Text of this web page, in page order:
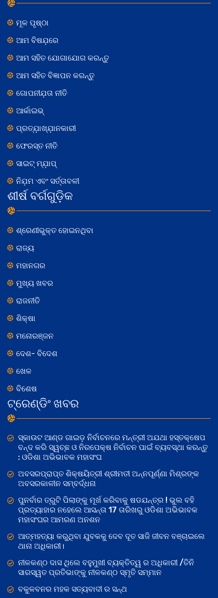
ମୂଳ ପୃଷ୍ଠା
ଆମ ବିଷଯ଼ରେ
ଆମ ସହିତ ଯୋଗାଯୋଗ କରନ୍ତୁ
ଆମ ସହିତ ବିଜ୍ଞାପନ କରନ୍ତୁ
ଗୋପନୀଯ଼ତା ନୀତି
ଆର୍କାଇଭ୍
ପ୍ରତ୍ଯ଼ାଖ୍ଯ଼ାନକାରୀ
ଫେରସ୍ତ ନୀତି
ସାଇଟ୍ ମ୍ଯ଼ାପ୍
ନିଯ଼ମ ଏବଂ ସର୍ତ୍ତାବଳୀ
ଶୀର୍ଷ ବର୍ଗଗୁଡ଼ିକ
ଶ୍ରେଣୀଭୁକ୍ତ ହୋଇନଥିବା
ରାଜ୍ୟ
ମହାନଗର
ମୁଖ୍ୟ ଖବର
ରାଜନୀତି
ଶିକ୍ଷା
ମନୋରଞ୍ଜନ
ଦେଶ- ବିଦେଶ
ଖେଳ
ବିଶେଷ
ଟ୍ରେଣ୍ଡିଂ ଖବର
ସ୍କାଉଟ ଆଣ୍ଡ ଗାଇଡ଼ ନିର୍ବାଚନରେ ମନ୍ତ୍ରୀ ଅଯଥା ହସ୍ତକ୍ଷେପ
ବନ୍ଦ କରି ସ୍ୱଚ୍ଛ ଓ ନିରପେକ୍ଷ ନିର୍ବାଚନ ପାଇଁ ବ୍ୟବସ୍ଥା କରନ୍ତୁ
: ଓଡିଶା ଅଭିଭାବକ ମହାସଂଘ
ଅବସରପ୍ରାପ୍ତ ଶିକ୍ଷୟିତ୍ରୀ ଶ୍ରୀମତୀ ଅନ୍ନପୂର୍ଣ୍ଣା ମିଶ୍ରଙ୍କ
ଅବସରକାଳୀନ ସମ୍ବର୍ଦ୍ଧନା
ପୁନର୍ବାର ତ୍ରୁଟି ପିଲାଙ୍କୁ ମୂର୍ଖ କରିବାକୁ ଷଡଯନ୍ତ୍ର ! ଭୁଲ ବହି
ପ୍ରତ୍ୟାହାର ନହେଲେ ଆସନ୍ତା 17 ତାରିଖରୁ ଓଡିଶା ଅଭିଭାବକ
ମହାସଂଘର ଆମରଣ ଅନଶନ
ଆତ୍ମହତ୍ୟା କରୁଥିବା ଯୁବକକୁ ଦେବ ଦୂତ ସାଜି ଜୀବନ ବଞ୍ଚାଇଲେ
ଥାନା ଅଧିକାରୀ।
ନୀଳକଣ୍ଠ ଦାସ ଥିଲେ ବହୁମୁଖୀ ବ୍ୟକ୍ତିତ୍ୱ ର ଅଧିକାରୀ /ତିନି
ସାରସ୍ୱତ ପ୍ରତିଭାଙ୍କୁ ନୀଳକଣ୍ଠ ସ୍ମୃତି ସମ୍ମାନ
ବକୁଳବନର ମହକ ସତ୍ୟବାଦୀ ର ସନ୍ଥ